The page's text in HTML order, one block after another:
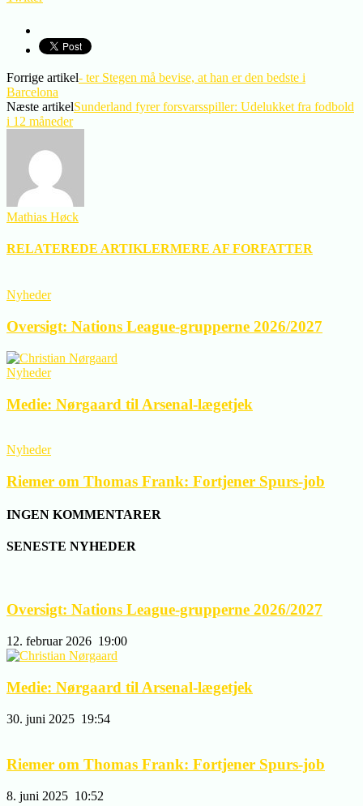
Forrige artikel- ter Stegen må bevise, at han er den bedste i
Barcelona
Næste artikelSunderland fyrer forsvarsspiller: Udelukket fra fodbold
i 12 måneder
Mathias Høck
RELATEREDE ARTIKLERMERE AF FORFATTER
Nyheder
Oversigt: Nations League-grupperne 2026/2027
Nyheder
Medie: Nørgaard til Arsenal-lægetjek
Nyheder
Riemer om Thomas Frank: Fortjener Spurs-job
INGEN KOMMENTARER
SENESTE NYHEDER
Oversigt: Nations League-grupperne 2026/2027
12. februar 2026 19:00
Medie: Nørgaard til Arsenal-lægetjek
30. juni 2025 19:54
Riemer om Thomas Frank: Fortjener Spurs-job
8. juni 2025 10:52